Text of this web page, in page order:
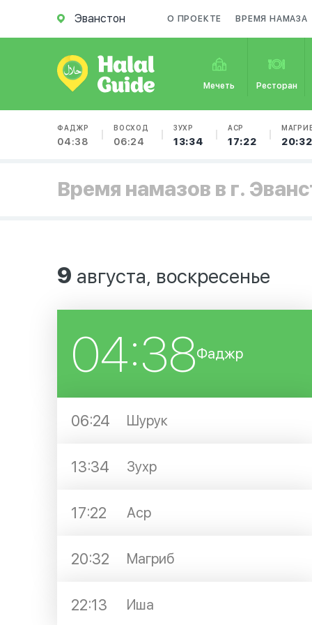
Эванстон О ПРОЕКТЕ ВРЕМЯ НАМАЗА
Мечеть Ресторан
ФАДЖР
04:38
ВОСХОД
06:24
ЗУХР
13:34
АСР
17:22 20:32
Время намазов в г.
9 августа, воскресенье
04:38Фаджр
06:24 Шурук
13:34 Зухр
17:22 Аср
20:32 Магриб
22:13 Иша